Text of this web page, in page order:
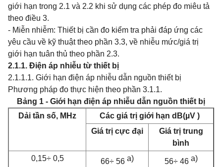
giới hạn trong 2.1 và 2.2 khi sử dụng các phép đo miêu tả
theo điều 3.
- Miễn nhiễm: Thiết bị cần đo kiểm tra phải đáp ứng các
yêu cầu về kỹ thuật theo phần 3.3, về nhiễu mức/giá trị
giới hạn tuân thủ theo phần 2.3.
2.1.1. Điện áp nhiễu từ thiết bị
2.1.1.1. Giới hạn điện áp nhiễu dẫn nguồn thiết bị
Phương pháp đo thực hiện theo phần 3.1.1.
Bảng 1 - Giới hạn điện áp nhiễu dẫn nguồn thiết bị
Dải tần số, MHz
Các giá trị giới hạn dB(µV )
Giá trị cực đại
Giá trị trung
bình
0,15÷ 0,5
66÷ 56 a) 56÷ 46 a)